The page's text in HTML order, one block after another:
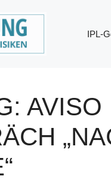
IPL-
AVISO